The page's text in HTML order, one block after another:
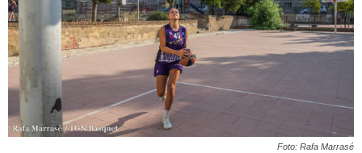
T
a
Foto: Rafa Marrasé